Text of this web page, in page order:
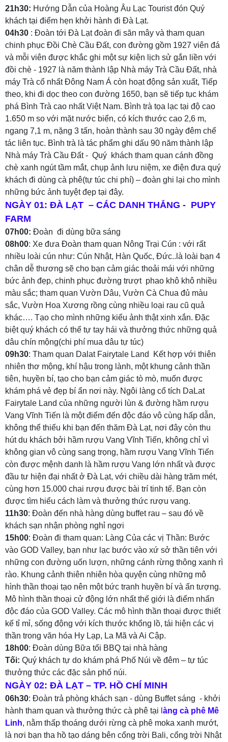
21h30: Hướng Dẫn của Hoàng Âu Lạc Tourist đón Quý
khách tại điểm hẹn khởi hành đi Đà Lạt.
04h30 : Đoàn tới Đà Lạt đoàn đi săn mây và tham quan
chinh phục Đồi Chè Cầu Đất, con đường gồm 1927 viên đá
và mỗi viên được khắc ghi một sự kiện lịch sử gắn liền với
đồi chè - 1927 là năm thành lập Nhà máy Trà Cầu Đất, nhà
máy Trà cổ nhất Đông Nam Á còn hoạt động sản xuất, Tiếp
theo, khi đi dọc theo con đường 1650, bạn sẽ tiếp tục khám
phá Bình Trà cao nhất Việt Nam. Bình trà tọa lạc tại độ cao
1.650 m so với mặt nước biển, có kích thước cao 2,6 m,
ngang 7,1 m, nặng 3 tấn, hoàn thành sau 30 ngày đêm chế
tác liên tục. Bình trà là tác phẩm ghi dấu 90 năm thành lập
Nhà máy Trà Cầu Đất - Quý khách tham quan cánh đồng
chè xanh ngút tầm mắt, chụp ảnh lưu niệm, xe điện đưa quý
khách đi dùng cà phê(tự túc chi phí) – đoàn ghi lại cho mình
những bức ảnh tuyệt đẹp tại đây.
NGÀY 01: ĐÀ LẠT – CÁC DANH THẮNG - PUPY
FARM
07h00: Đoàn đi dùng bữa sáng
08h00: Xe đưa Đoàn tham quan Nông Trại Cún : với rất
nhiều loài cún như: Cún Nhật, Hàn Quốc, Đức..là loài bạn 4
chân dễ thương sẽ cho bạn cảm giác thoải mái với những
bức ảnh đẹp, chinh phục đường trượt phao khô khô nhiều
màu sắc; tham quan Vườn Dâu, Vườn Cà Chua đủ màu
sắc, Vườn Hoa Xương rồng cùng nhiều loại rau cũ quả
khác…. Tạo cho mình những kiểu ảnh thật xinh xắn. Đặc
biệt quý khách có thể tự tay hái và thưởng thức những quả
dâu chín mộng(chi phí mua dâu tự túc)
09h30: Tham quan Dalat Fairytale Land Kết hợp với thiên
nhiên thơ mộng, khí hậu trong lành, một khung cảnh thần
tiên, huyền bí, tạo cho bạn cảm giác tò mò, muốn được
khám phá vẻ đẹp bí ẩn nơi này. Ngôi làng cổ tích DaLat
Fairytale Land của những người lùn & đường hầm rượu
Vang Vĩnh Tiến là một điểm đến độc đáo vô cùng hấp dẫn,
không thể thiếu khi bạn đến thăm Đà Lạt, nơi đây còn thu
hút du khách bởi hầm rượu Vang Vĩnh Tiến, không chỉ vì
không gian vô cùng sang trọng, hầm rượu Vang Vĩnh Tiến
còn được mệnh danh là hầm rượu Vang lớn nhất và được
đầu tư hiện đại nhất ở Đà Lạt, với chiều dài hàng trăm mét,
cùng hơn 15.000 chai rượu được bài trí tinh tế. Bạn còn
được tìm hiểu cách làm và thưởng thức rượu vang.
11h30: Đoàn đến nhà hàng dùng buffet rau – sau đó về
khách sạn nhận phòng nghỉ ngơi
15h00: Đoàn đi tham quan: Làng Của các vị Thần: Bước
vào GOD Valley, bạn như lạc bước vào xứ sở thần tiên với
những con đường uốn lượn, những cánh rừng thông xanh rì
rào. Khung cảnh thiên nhiên hòa quyện cùng những mô
hình thần thoại tạo nên một bức tranh huyền bí và ấn tượng.
Mô hình thần thoại cử động lớn nhất thế giới là điểm nhấn
độc đáo của GOD Valley. Các mô hình thần thoại được thiết
kế tỉ mỉ, sống động với kích thước khổng lồ, tái hiện các vị
thần trong văn hóa Hy Lạp, La Mã và Ai Cập.
18h00: Đoàn dùng Bữa tối BBQ tại nhà hàng
Tối: Quý khách tự do khám phá Phố Núi về đêm – tự túc
thưởng thức các đặc sản phố núi.
NGÀY 02: ĐÀ LẠT – TP. HỒ CHÍ MINH
06h30: Đoàn trả phòng khách sạn - dùng Buffet sáng - khởi
hành tham quan và thưởng thức cà phê tại àng cà phê Mê
Linh, nằm thấp thoáng dưới rừng cà phê moka xanh mướt,
là nơi bạn tha hồ tạo dáng bên cổng trời Bali, cổng trời Nhật